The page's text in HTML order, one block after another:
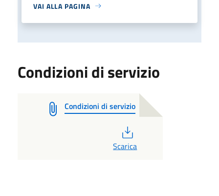
VAI ALLA PAGINA
Condizioni di servizio
Condizioni di servizio
Scarica